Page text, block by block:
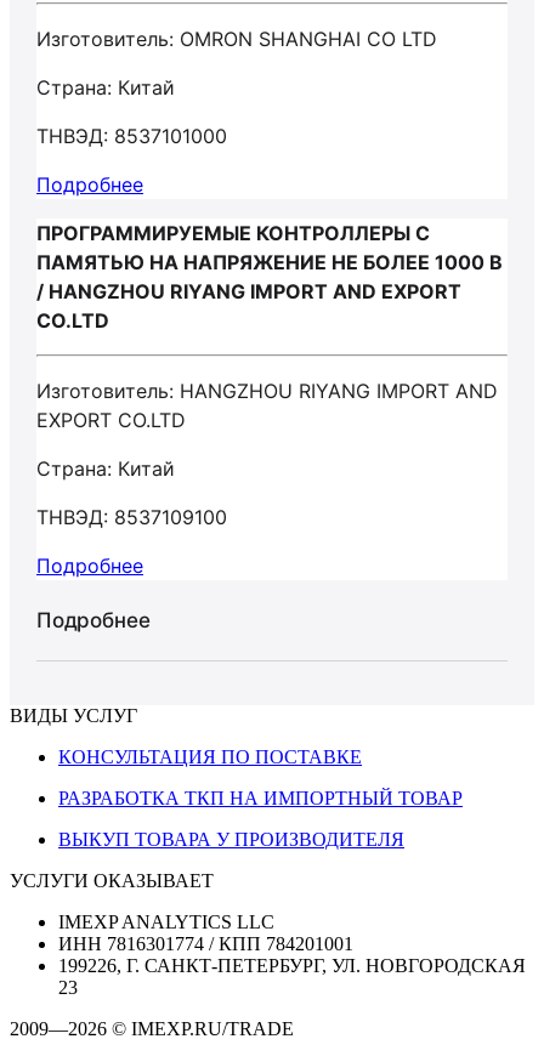
Изготовитель: OMRON SHANGHAI CO LTD
Страна: Китай
ТНВЭД: 8537101000
Подробнее
ПРОГРАММИРУЕМЫЕ КОНТРОЛЛЕРЫ С
ПАМЯТЬЮ НА НАПРЯЖЕНИЕ НЕ БОЛЕЕ 1000 В
/ HANGZHOU RIYANG IMPORT AND EXPORT
CO.LTD
Изготовитель: HANGZHOU RIYANG IMPORT AND
EXPORT CO.LTD
Страна: Китай
ТНВЭД: 8537109100
Подробнее
Подробнее
ВИДЫ УСЛУГ
КОНСУЛЬТАЦИЯ ПО ПОСТАВКЕ
РАЗРАБОТКА ТКП НА ИМПОРТНЫЙ ТОВАР
ВЫКУП ТОВАРА У ПРОИЗВОДИТЕЛЯ
УСЛУГИ ОКАЗЫВАЕТ
IMEXP ANALYTICS LLC
ИНН 7816301774 / КПП 784201001
199226, Г. САНКТ-ПЕТЕРБУРГ, УЛ. НОВГОРОДСКАЯ
23
2009—2026 © IMEXP.RU/TRADE